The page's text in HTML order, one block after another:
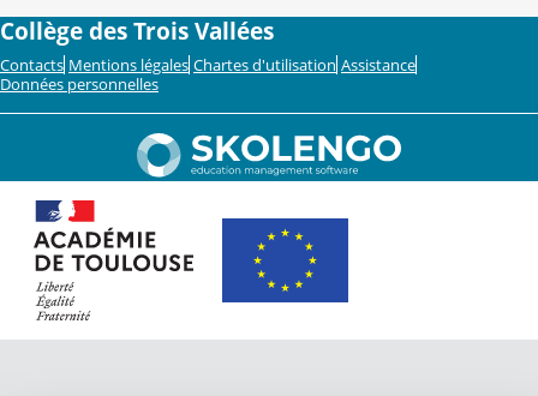
Collège des Trois Vallées
Contacts Mentions légales Chartes d'utilisation Assistance
Données personnelles